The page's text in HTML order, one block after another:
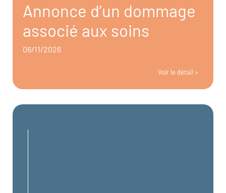
Annonce d’un dommage
associé aux soins
06/11/2026
Voir le détail >